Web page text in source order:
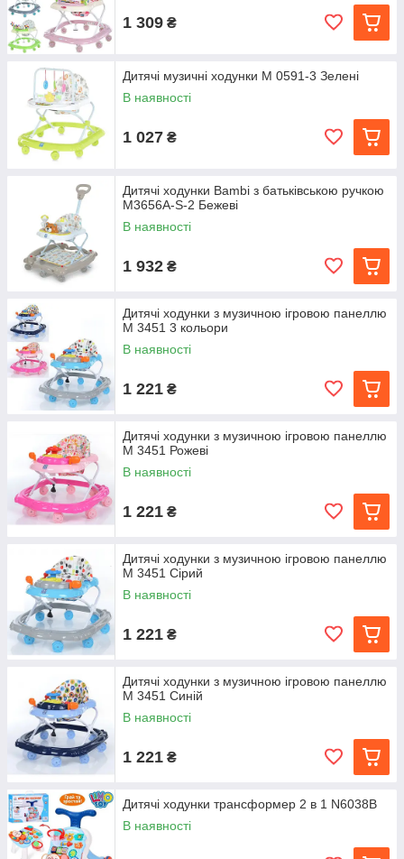
1 309 ₴
Дитячі музичні ходунки M 0591-3 Зелені
В наявності
1 027 ₴
Дитячі ходунки Bambi з батьківською ручкою
M3656A-S-2 Бежеві
В наявності
1 932 ₴
Дитячі ходунки з музичною ігровою панеллю
M 3451 3 кольори
В наявності
1 221 ₴
Дитячі ходунки з музичною ігровою панеллю
M 3451 Рожеві
В наявності
1 221 ₴
Дитячі ходунки з музичною ігровою панеллю
M 3451 Сірий
В наявності
1 221 ₴
Дитячі ходунки з музичною ігровою панеллю
M 3451 Синій
В наявності
1 221 ₴
Дитячі ходунки трансформер 2 в 1 N6038B
В наявності